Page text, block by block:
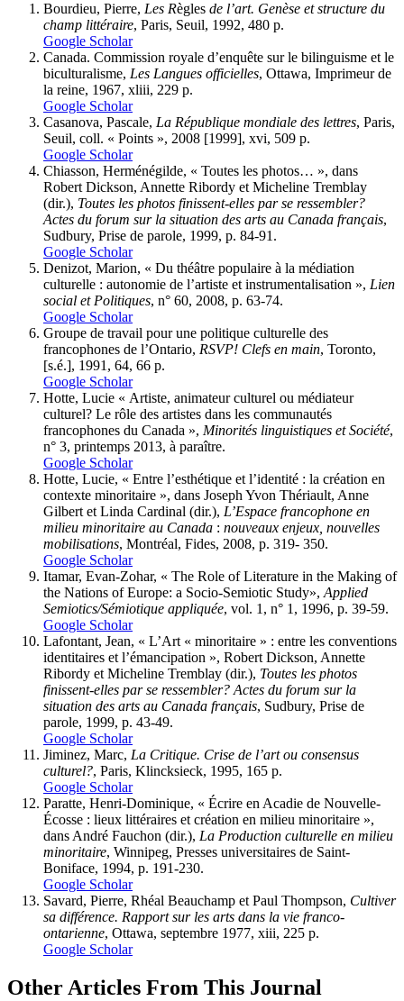
Bourdieu, Pierre, Les Règles de l’art. Genèse et structure du
champ littéraire, Paris, Seuil, 1992, 480 p.
Google Scholar
Canada. Commission royale d’enquête sur le bilinguisme et le
biculturalisme, Les Langues officielles, Ottawa, Imprimeur de
la reine, 1967, xliii, 229 p.
Google Scholar
Casanova, Pascale, La République mondiale des lettres, Paris,
Seuil, coll. « Points », 2008 [1999], xvi, 509 p.
Google Scholar
Chiasson, Herménégilde, « Toutes les photos… », dans
Robert Dickson, Annette Ribordy et Micheline Tremblay
(dir.), Toutes les photos finissent-elles par se ressembler?
Actes du forum sur la situation des arts au Canada français,
Sudbury, Prise de parole, 1999, p. 84-91.
Google Scholar
Denizot, Marion, « Du théâtre populaire à la médiation
culturelle : autonomie de l’artiste et instrumentalisation », Lien
social et Politiques, n° 60, 2008, p. 63-74.
Google Scholar
Groupe de travail pour une politique culturelle des
francophones de l’Ontario, RSVP! Clefs en main, Toronto,
[s.é.], 1991, 64, 66 p.
Google Scholar
Hotte, Lucie « Artiste, animateur culturel ou médiateur
culturel? Le rôle des artistes dans les communautés
francophones du Canada », Minorités linguistiques et Société,
n° 3, printemps 2013, à paraître.
Google Scholar
Hotte, Lucie, « Entre l’esthétique et l’identité : la création en
contexte minoritaire », dans Joseph Yvon Thériault, Anne
Gilbert et Linda Cardinal (dir.), L’Espace francophone en
milieu minoritaire au Canada : nouveaux enjeux, nouvelles
mobilisations, Montréal, Fides, 2008, p. 319- 350.
Google Scholar
Itamar, Evan-Zohar, « The Role of Literature in the Making of
the Nations of Europe: a Socio-Semiotic Study»,Applied
Semiotics/Sémiotique appliquée, vol. 1, n° 1, 1996, p. 39-59.
Google Scholar
Lafontant, Jean, « L’Art « minoritaire » : entre les conventions
identitaires et l’émancipation », Robert Dickson, Annette
Ribordy et Micheline Tremblay (dir.), Toutes les photos
finissent-elles par se ressembler? Actes du forum sur la
situation des arts au Canada français, Sudbury, Prise de
parole, 1999, p. 43-49.
Google Scholar
Jiminez, Marc, La Critique. Crise de l’art ou consensus
culturel?, Paris, Klincksieck, 1995, 165 p.
Google Scholar
Paratte, Henri-Dominique, « Écrire en Acadie de Nouvelle-
Écosse : lieux littéraires et création en milieu minoritaire »,
dans André Fauchon (dir.), La Production culturelle en milieu
minoritaire, Winnipeg, Presses universitaires de Saint-
Boniface, 1994, p. 191-230.
Google Scholar
Savard, Pierre, Rhéal Beauchamp et Paul Thompson, Cultiver
sa différence. Rapport sur les arts dans la vie franco-
ontarienne, Ottawa, septembre 1977, xiii, 225 p.
Google Scholar
Other Articles From This Journal